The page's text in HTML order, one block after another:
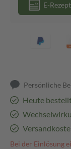
E-
Persönliche
Heute
Bei der Einlösung